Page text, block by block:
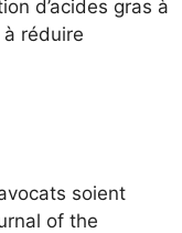
d’acides gras à
réduire
soient
of the